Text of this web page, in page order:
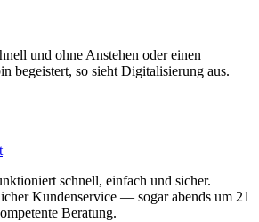
und ohne Anstehen oder einen
begeistert, so sieht Digitalisierung aus.
schnell, einfach und sicher.
Kundenservice — sogar abends um 21
Beratung.